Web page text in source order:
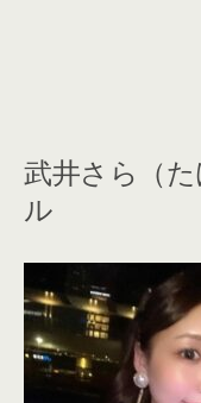
武井さら（
ル